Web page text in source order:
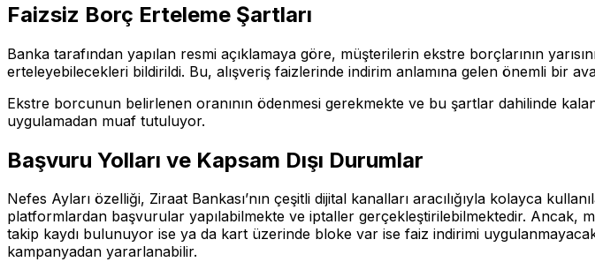
Faizsiz Borç Erteleme Şartları
Banka tarafından yapılan resmi açıklamaya göre, müşterilerin ekstre borçlarının
erteleyebilecekleri bildirildi. Bu, alışveriş faizlerinde indirim anlamına gelen önemli bir
Ekstre borcunun belirlenen oranının ödenmesi gerekmekte ve bu şartlar dahilinde
uygulamadan muaf tutuluyor.
Başvuru Yolları ve Kapsam Dışı Durumlar
Nefes Ayları özelliği, Ziraat Bankası’nın çeşitli dijital kanalları aracılığıyla kolayca
platformlardan başvurular yapılabilmekte ve iptaller gerçekleştirilebilmektedir. Ancak,
takip kaydı bulunuyor ise ya da kart üzerinde bloke var ise faiz indirimi
kampanyadan yararlanabilir.